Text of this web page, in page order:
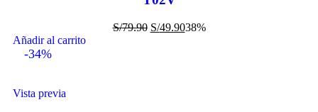
S/79.90 S/49.9038%
Añadir al carrito
-34%
Vista previa